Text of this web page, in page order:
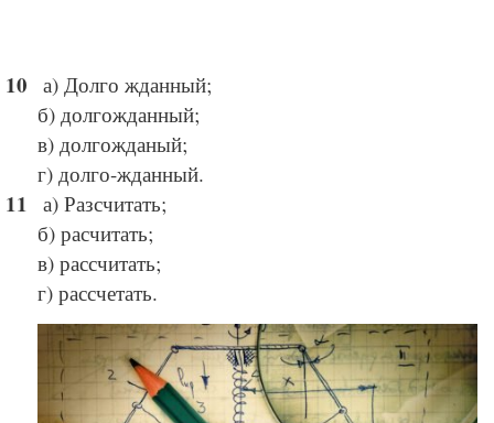
а) Долго жданный;
б) долгожданный;
в) долгожданый;
г) долго-жданный.
а) Разсчитать;
б) расчитать;
в) рассчитать;
г) рассчетать.